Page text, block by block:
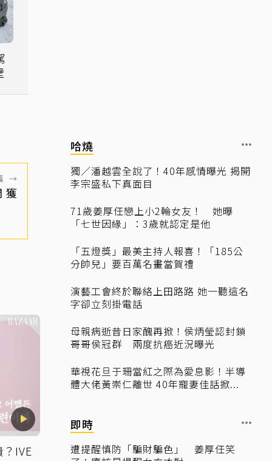
→
獲
IVE
哈燒
獨／潘越雲全說了！40年感情曝光 揭開
李宗盛私下真面目
71歲姜厚任戀上小2輪女友！ 她曝
「七世因緣」：3歲就認定是他
「五燈獎」最美主持人報喜！「185公
分帥兒」要百萬名畫當賀禮
演藝工會終於聯絡上田路路 她一聽這名
字卻立刻掛電話
母親病逝昔日家醜再掀！侯炳瑩認封鎖
哥哥侯冠群 兩度抗癌近況曝光
華視花旦于珊當紅之際為愛息影！半導
體大佬黃崇仁離世 40年寵妻佳話掀...
即時
遭提醒慎防「騙財騙色」 姜厚任笑